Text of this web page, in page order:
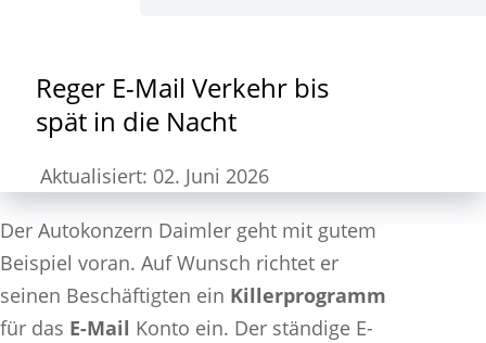
Reger E-Mail Verkehr bis
spät in die Nacht
Aktualisiert: 02. Juni 2026
Der Autokonzern Daimler geht mit gutem
Beispiel voran. Auf Wunsch richtet er
seinen Beschäftigten ein Killerprogramm
für das E-Mail Konto ein. Der ständige E-